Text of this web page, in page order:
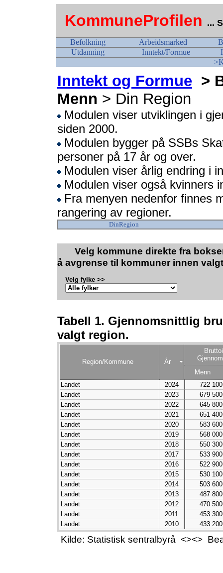
KommuneProfilen ...
Befolkning Arbeidsmarked
Utdanning
Inntekt/Formue
Inntekt og Formue >
Menn > Din Region
Modulen viser utviklingen i
siden 2000.
Modulen bygger på SSBs
personer på 17 år og over.
Modulen viser årlig endring i
Modulen viser også kvinners
Fra menyen nedenfor finnes
rangering av regioner.
DinRegion
Velg kommune direkte fra
å avgrense til kommuner innen
Velg fylke >>
Tabell 1. Gjennomsnittlig
valgt region.
Region/Kommune År
Menn
Landet
2024
722 100
Landet
2023
679 500
Landet
2022
645 800
Landet
2021
651 400
Landet
2020
583 600
Landet
2019
568 000
Landet
2018
550 300
Landet
2017
533 900
Landet
2016
522 900
Landet
2015
530 100
Landet
2014
503 600
Landet
2013
487 800
Landet
2012
470 500
Landet
2011
453 300
Landet
2010
433 200
Landet
2009
419 100
Landet
2008
423 100
Kilde: Statistisk sentralbyrå <><>